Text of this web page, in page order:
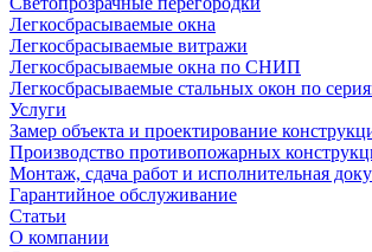
Легкосбрасываемые окна
Легкосбрасываемые витражи
Легкосбрасываемые окна по СНИП
Легкосбрасываемые стальных окон по
Услуги
Замер объекта и проектирование
Производство противопожарных
Монтаж, сдача работ и исполнительная
Гарантийное обслуживание
Статьи
О компании